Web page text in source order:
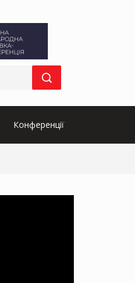
Конференції